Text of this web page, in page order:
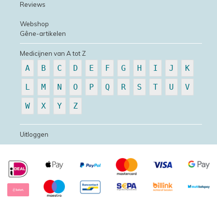
Reviews
Webshop
Gêne-artikelen
Medicijnen van A tot Z
A B C D E F G H I J K
L M N O P Q R S T U V
W X Y Z
Uitloggen